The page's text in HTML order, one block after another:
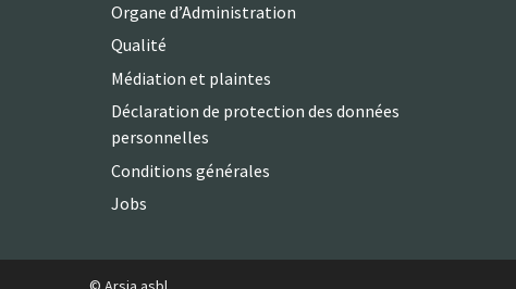
Organe d’Administration
Qualité
Médiation et plaintes
Déclaration de protection des données
personnelles
Conditions générales
Jobs